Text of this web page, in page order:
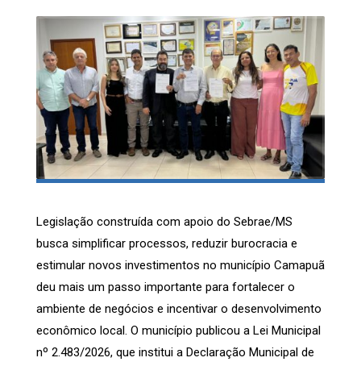
Legislação construída com apoio do Sebrae/MS
busca simplificar processos, reduzir burocracia e
estimular novos investimentos no município Camapuã
deu mais um passo importante para fortalecer o
ambiente de negócios e incentivar o desenvolvimento
econômico local. O município publicou a Lei Municipal
nº 2.483/2026, que institui a Declaração Municipal de